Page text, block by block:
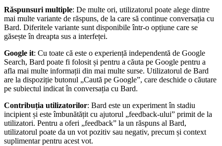
Răspunsuri multiple: De multe ori, utilizatorul poate alege dintre
mai multe variante de răspuns, de la care să continue conversația cu
Bard. Diferitele variante sunt disponibile într-o opțiune care se
găsește în dreapta sus a interfeței.
Google it: Cu toate că este o experiență independentă de Google
Search, Bard poate fi folosit și pentru a căuta pe Google pentru a
afla mai multe informații din mai multe surse. Utilizatorul de Bard
are la dispoziție butonul „Caută pe Google”, care deschide o căutare
pe subiectul indicat în conversația cu Bard.
Contribuția utilizatorilor: Bard este un experiment în stadiu
incipient și este îmbunătățit cu ajutorul „feedback-ului” primit de la
utilizatori. Pentru a oferi „feedback” la un răspuns al Bard,
utilizatorul poate da un vot pozitiv sau negativ, precum și context
suplimentar pentru acest vot.